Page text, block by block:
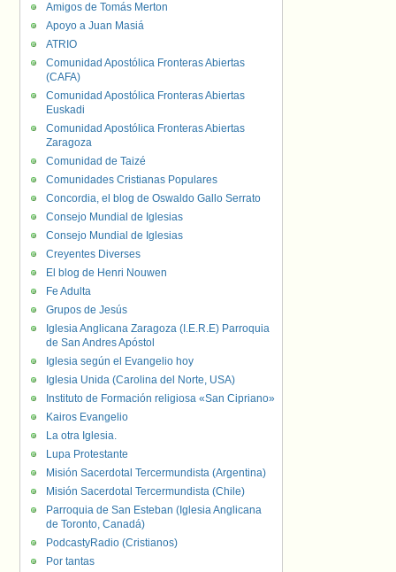
Amigos de Tomás Merton
Apoyo a Juan Masiá
ATRIO
Comunidad Apostólica Fronteras Abiertas
(CAFA)
Comunidad Apostólica Fronteras Abiertas
Euskadi
Comunidad Apostólica Fronteras Abiertas
Zaragoza
Comunidad de Taizé
Comunidades Cristianas Populares
Concordia, el blog de Oswaldo Gallo Serrato
Consejo Mundial de Iglesias
Consejo Mundial de Iglesias
Creyentes Diverses
El blog de Henri Nouwen
Fe Adulta
Grupos de Jesús
Iglesia Anglicana Zaragoza (I.E.R.E) Parroquia
de San Andres Apóstol
Iglesia según el Evangelio hoy
Iglesia Unida (Carolina del Norte, USA)
Instituto de Formación religiosa «San Cipriano»
Kairos Evangelio
La otra Iglesia.
Lupa Protestante
Misión Sacerdotal Tercermundista (Argentina)
Misión Sacerdotal Tercermundista (Chile)
Parroquia de San Esteban (Iglesia Anglicana
de Toronto, Canadá)
PodcastyRadio (Cristianos)
Por tantas